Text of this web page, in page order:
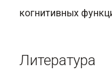
когнитивных
Литература